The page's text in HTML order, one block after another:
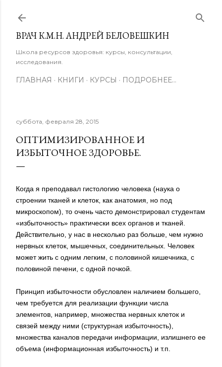
ВРАЧ К.М.Н. АНДРЕЙ БЕЛОВЕШКИН
Школа ресурсов здоровья: курсы, консультации,
исследования.
ГЛАВНАЯ КНИГИ КУРСЫ ПОДРОБНЕЕ…
суббота, февраля 28, 2015
ОПТИМИЗИРОВАННОЕ И
ИЗБЫТОЧНОЕ ЗДОРОВЬЕ.
Когда я преподавал гистологию человека (наука о
строении тканей и клеток, как анатомия, но под
микроскопом), то очень часто демонстрировал студентам
«избыточность» практически всех органов и тканей.
Действительно, у нас в несколько раз больше, чем нужно
нервных клеток, мышечных, соединительных. Человек
может жить с одним легким, с половиной кишечника, с
половиной печени, с одной почкой.
Принцип избыточности обусловлен наличием боль­шего,
чем требуется для реализации функции числа
элементов, например, множества нервных клеток и
связей между ними (струк­турная избыточность),
множества каналов передачи информации, излишнего ее
объема (информационная избыточность) и т.п.